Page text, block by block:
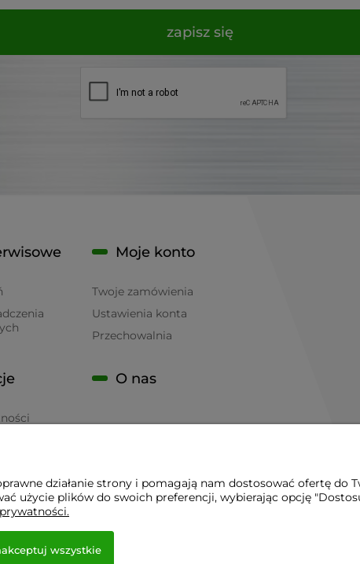
zapisz się
Moje konto
Twoje zamówienia
Ustawienia konta
Przechowalnia
O nas
- Sklep Gastronomiczny - Serwis Sprzętu
działanie strony i pomagają nam dostosować ofertę do
użycie plików do swoich preferencji, wybierając opcję
wszystkie